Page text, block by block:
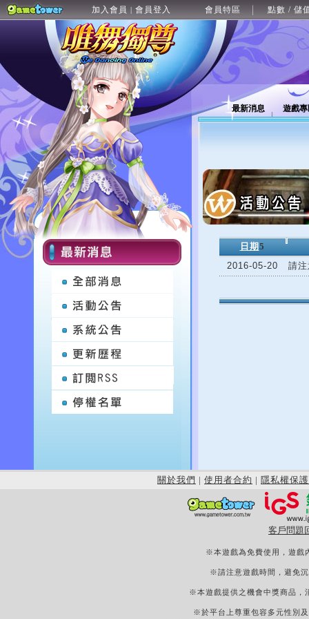
加入會員 | 會員登入 會員特區 點數 / 儲
最新消息 遊戲
日期 5
2016-05-20
請
關於我們 | 使用者合約 | 隱私權保護
客戶問題
※本遊戲為免費使用，遊戲
※請注意遊戲時間，避免
※本遊戲提供之機會中獎商品，
※於平台上尊重包容多元性別